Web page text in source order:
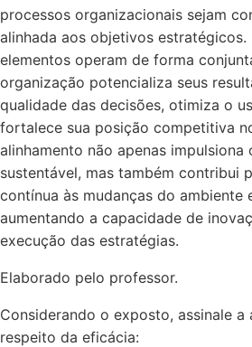
processos organizacionais sejam
alinhada aos objetivos estratégicos.
elementos operam de forma
organização potencializa seus
qualidade das decisões, otimiza o
fortalece sua posição competitiva
alinhamento não apenas impulsiona
sustentável, mas também contribui
contínua às mudanças do ambiente
aumentando a capacidade de
execução das estratégias.
Elaborado pelo professor.
Considerando o exposto, assinale
respeito da eficácia: